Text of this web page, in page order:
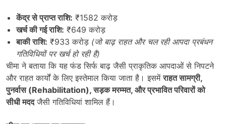
केंद्र से प्राप्त राशि: ₹1582 करोड़
खर्च की गई राशि: ₹649 करोड़
बाकी राशि: ₹933 करोड़ (जो बाढ़ राहत और चल रही आपदा प्रबंधन
गतिविधियों पर खर्च हो रही है)
चीमा ने बताया कि यह फंड सिर्फ बाढ़ जैसी प्राकृतिक आपदाओं से निपटने
और राहत कार्यों के लिए इस्तेमाल किया जाता है। इसमेंराहत सामग्री,
पुनर्वास (Rehabilitation),सड़क मरम्मत, और प्रभावित परिवारों को
सीधी मददजैसी गतिविधियां शामिल हैं।